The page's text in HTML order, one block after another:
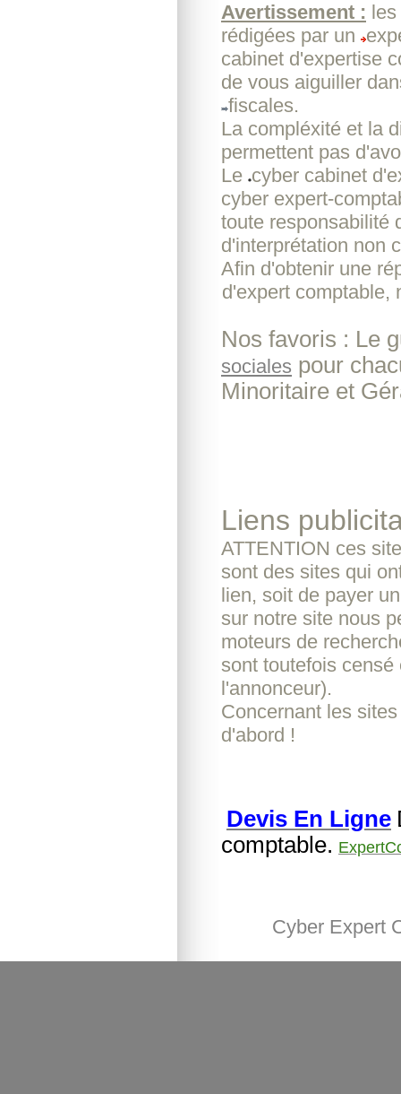
Avertissement :
rédigées par un
cabinet d'expertise
de vous aiguiller
fiscales.
La compléxité et la
permettent pas
Le cyber cabinet
cyber expert-
toute responsabilité
d'interprétation non
Afin d'obtenir une
d'expert comptable,
Nos favoris : Le
sociales pour
Minoritaire et
Liens
ATTENTION ces
sont des sites qui
lien, soit de payer
sur notre site nous
moteurs de
sont toutefois censé
l'annonceur).
Concernant les
d'abord !
Devis En Ligne
comptable.
Cyber Expert